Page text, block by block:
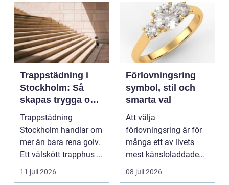
Trappstädning i
Stockholm: Så
skapas trygga och
trivsamma
trapphus
Trappstädning
Stockholm handlar om
mer än bara rena golv.
Ett välskött trapphus ...
11 juli 2026
Förlovningsring
symbol, stil och
smarta val
Att välja
förlovningsring är för
många ett av livets
mest känsloladdade
beslut. Ringen ska
spegla kä...
08 juli 2026